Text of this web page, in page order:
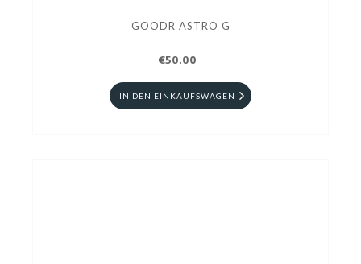
GOODR ASTRO G
€50.00
IN DEN EINKAUFSWAGEN